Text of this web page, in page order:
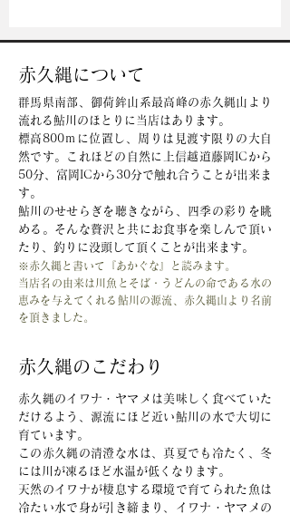
赤久縄について
群馬県南部、御荷鉾山系最高峰の赤久縄山より
流れる鮎川のほとりに当店はあります。
標高800ｍに位置し、周りは見渡す限りの大自
然です。これほどの自然に上信越道藤岡ICから
50分、富岡ICから30分で触れ合うことが出来ま
す。
鮎川のせせらぎを聴きながら、四季の彩りを眺
める。そんな贅沢と共にお食事を楽しんで頂い
たり、釣りに没頭して頂くことが出来ます。
※赤久縄と書いて『あかぐな』と読みます。
当店名の由来は川魚とそば・うどんの命である水の
恵みを与えてくれる鮎川の源流、赤久縄山より名前
を頂きました。
赤久縄のこだわり
赤久縄のイワナ・ヤマメは美味しく食べていた
だけるよう、源流にほど近い鮎川の水で大切に
育ています。
この赤久縄の清澄な水は、真夏でも冷たく、冬
には川が凍るほど水温が低くなります。
天然のイワナが棲息する環境で育てられた魚は
冷たい水で身が引き締まり、イワナ・ヤマメの